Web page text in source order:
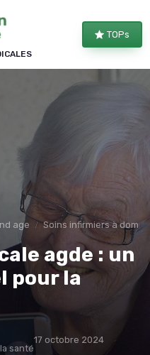
TOPs
age Soins infirmiers à
agde : un
pour la
santé
17 octobre 2024